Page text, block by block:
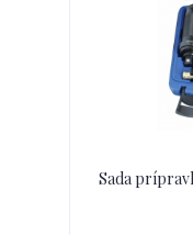
Sada